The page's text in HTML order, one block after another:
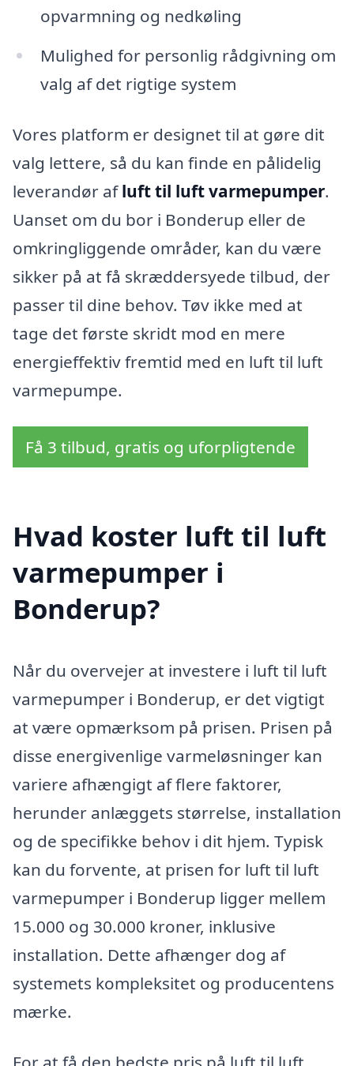
opvarmning og nedkøling
Mulighed for personlig rådgivning om
valg af det rigtige system
Vores platform er designet til at gøre dit
valg lettere, så du kan finde en pålidelig
leverandør afluft til luft varmepumper.
Uanset om du bor i Bonderup eller de
omkringliggende områder, kan du være
sikker på at få skræddersyede tilbud, der
passer til dine behov. Tøv ikke med at
tage det første skridt mod en mere
energieffektiv fremtid med en luft til luft
varmepumpe.
Få 3 tilbud, gratis og uforpligtende
Hvad koster luft til luft
varmepumper i
Bonderup?
Når du overvejer at investere i luft til luft
varmepumper i Bonderup, er det vigtigt
at være opmærksom på prisen. Prisen på
disse energivenlige varmeløsninger kan
variere afhængigt af flere faktorer,
herunder anlæggets størrelse, installation
og de specifikke behov i dit hjem. Typisk
kan du forvente, at prisen for luft til luft
varmepumper i Bonderup ligger mellem
15.000 og 30.000 kroner, inklusive
installation. Dette afhænger dog af
systemets kompleksitet og producentens
mærke.